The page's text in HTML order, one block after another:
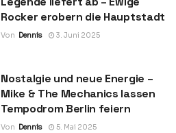
Rocker erobern die Hauptstadt
Von Dennis 3. Juni 2025
Nostalgie und neue Energie –
Mike & The Mechanics lassen
Tempodrom Berlin feiern
Von Dennis 5. Mai 2025